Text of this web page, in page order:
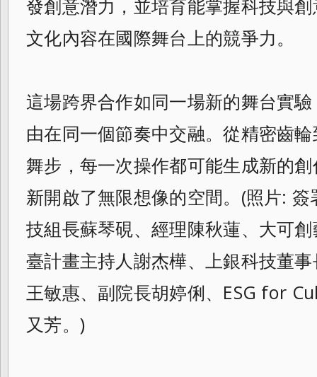
發創意潛力，並培育能掌握科技與
文化內容在國際舞台上的競爭力。
這場跨界合作如同一場新的舞台實
由在同一個節奏中交融。從精密齒
舞步，每一次操作都可能生成新的
新開啟了無限想像的空間。(照片:
技組長蘇琴硯、經理陳秋蓮、大可
臺計畫主持人謝杰樺、上銀科技董
王敏惠、副院長胡婷俐、ESG for
又芳。)